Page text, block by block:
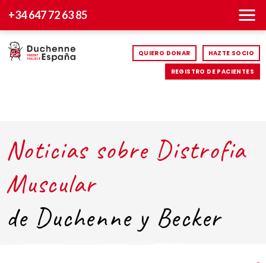
+34 647 72 63 85
QUIERO DONAR HAZTE SOCIO
REGISTRO DE PACIENTES
Noticias sobre Distrofia
Muscular
de Duchenne y Becker